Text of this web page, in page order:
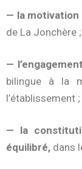
— la motivation
de La Jonchère ;
—
bilingue à la
l’établissement ;
— la
équilibré, dans